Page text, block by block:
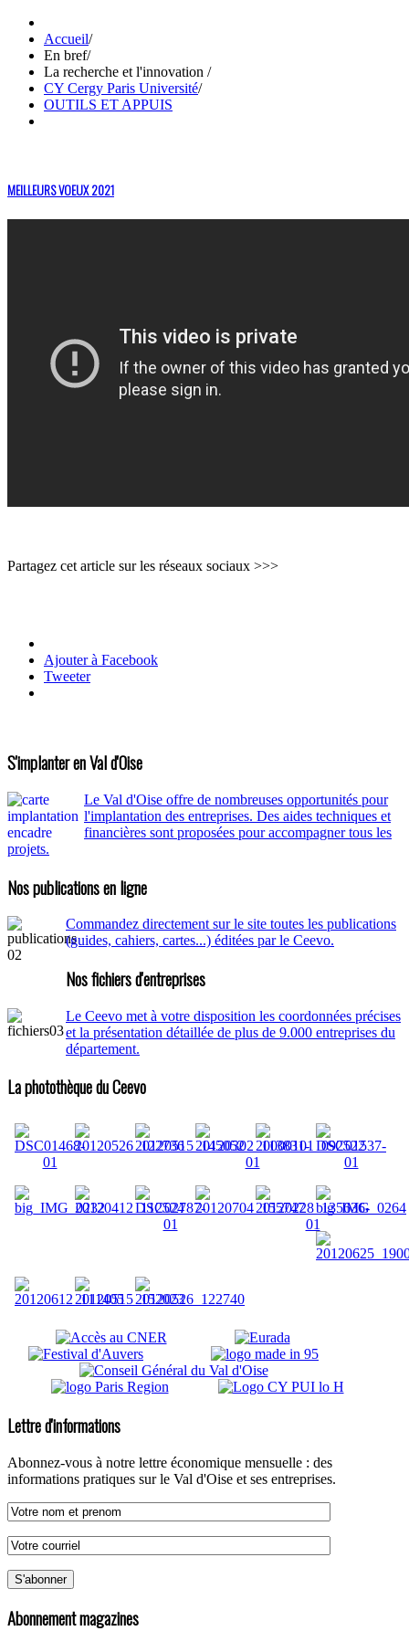
Accueil/
En bref/
La recherche et l'innovation /
CY Cergy Paris Université/
OUTILS ET APPUIS
MEILLEURS VOEUX 2021
Partagez cet article sur les réseaux sociaux >>>
Ajouter à Facebook
Tweeter
S'implanter en Val d'Oise
Le Val d'Oise offre de nombreuses opportunités pour
l'implantation des entreprises. Des aides techniques et
financières sont proposées pour accompagner tous les
projets.
Nos publications en ligne
Commandez directement sur le site toutes les publications
(guides, cahiers, cartes...) éditées par le Ceevo.
Nos fichiers d'entreprises
Le Ceevo met à votre disposition les coordonnées précises
et la présentation détaillée de plus de 9.000 entreprises du
département.
La photothèque du Ceevo
Lettre d'informations
Abonnez-vous à notre lettre économique mensuelle : des
informations pratiques sur le Val d'Oise et ses entreprises.
Abonnement magazines